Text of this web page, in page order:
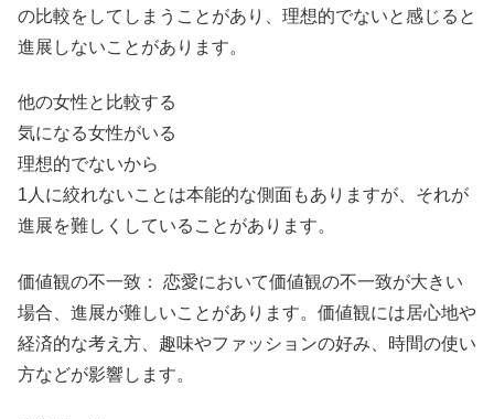
の比較をしてしまうことがあり、理想的でないと感じると
進展しないことがあります。
他の女性と比較する
気になる女性がいる
理想的でないから
1人に絞れないことは本能的な側面もありますが、それが
進展を難しくしていることがあります。
価値観の不一致： 恋愛において価値観の不一致が大きい
場合、進展が難しいことがあります。価値観には居心地や
経済的な考え方、趣味やファッションの好み、時間の使い
方などが影響します。